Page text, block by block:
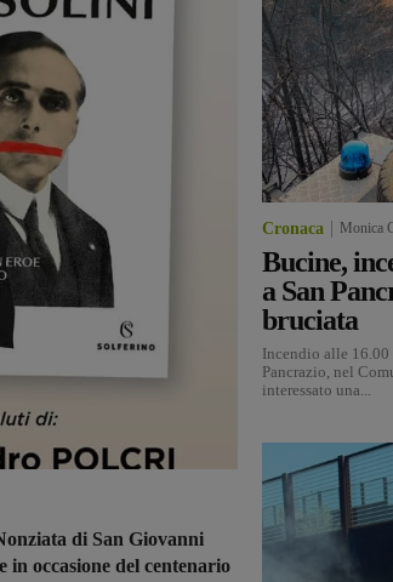
di San Giovanni
occasione del centenario
Cronaca Monica
Bucine,
a San
bruciata
Incendio alle
Pancrazio, nel
interessato una...